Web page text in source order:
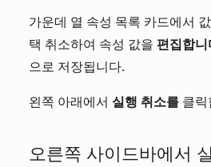
가운데 열 속성 목록 카드에서
택 취소하여 속성 값을 편집합니
으로 저장됩니다.
왼쪽 아래에서 실행 취소를 클
오른쪽 사이드바에서